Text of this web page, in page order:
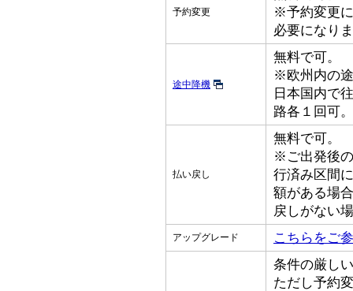
予約変更
※予約変更
必要になり
途中降機
無料で可。
※欧州内の
日本国内で
路各１回可。
払い戻し
無料で可。
※ご出発後
行済み区間
額がある場
戻しがない
アップグレード こちらをご
条件の厳し
ただし予約